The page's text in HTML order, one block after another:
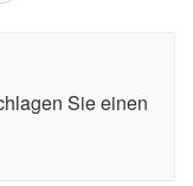
Sie einen